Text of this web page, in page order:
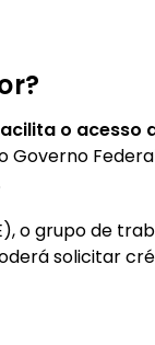
o acesso
Governo
o grupo de
solicitar